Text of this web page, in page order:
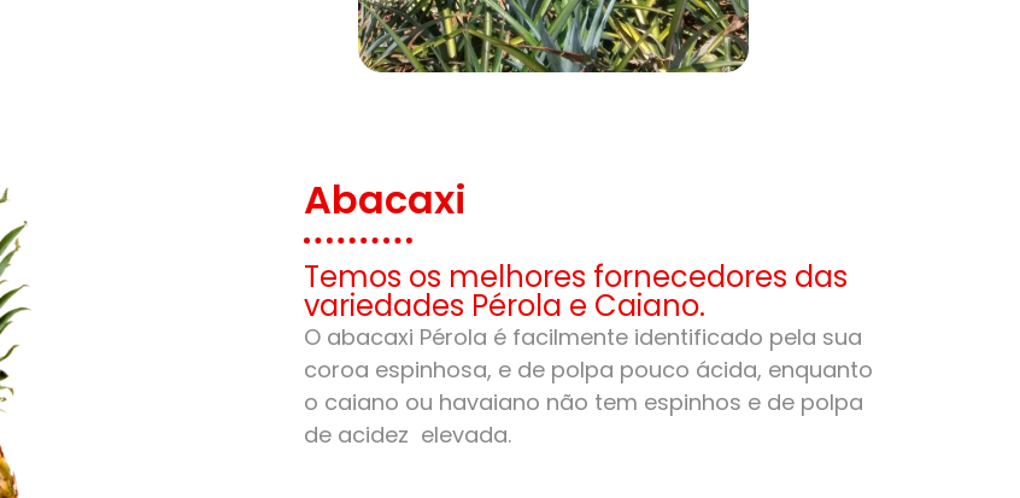
Abacaxi
Temos os melhores fornecedores das
variedades Pérola e Caiano.
O abacaxi Pérola é facilmente identificado pela sua
coroa espinhosa, e de polpa pouco ácida, enquanto
o caiano ou havaiano não tem espinhos e de polpa
de acidez elevada.